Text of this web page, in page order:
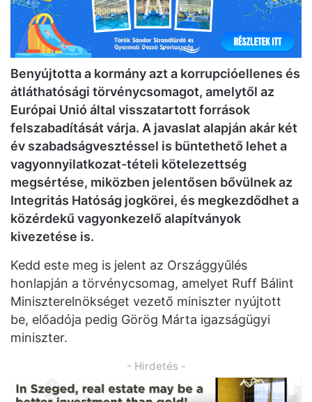
Benyújtotta a kormány azt a korrupcióellenes és
átláthatósági törvénycsomagot, amelytől az
Európai Unió által visszatartott források
felszabadítását várja. A javaslat alapján akár két
év szabadságvesztéssel is büntethető lehet a
vagyonnyilatkozat-tételi kötelezettség
megsértése, miközben jelentősen bővülnek az
Integritás Hatóság jogkörei, és megkezdődhet a
közérdekű vagyonkezelő alapítványok
kivezetése is.
Kedd este meg is jelent az Országgyűlés
honlapján a törvénycsomag, amelyet Ruff Bálint
Miniszterelnökséget vezető miniszter nyújtott
be, előadója pedig Görög Márta igazságügyi
miniszter.
- Hirdetés -